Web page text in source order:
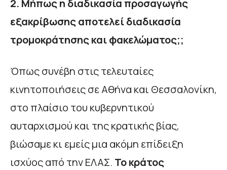
2. Μήπως η διαδικασία προσαγωγής
εξακρίβωσης αποτελεί διαδικασία
τρομοκράτησης και φακελώματος;;
Όπως συνέβη στις τελευταίες
κινητοποιήσεις σε Αθήνα και Θεσσαλονίκη,
στο πλαίσιο του κυβερνητικού
αυταρχισμού και της κρατικής βίας,
βιώσαμε κι εμείς μια ακόμη επίδειξη
ισχύος από την ΕΛΑΣ. Το κράτος